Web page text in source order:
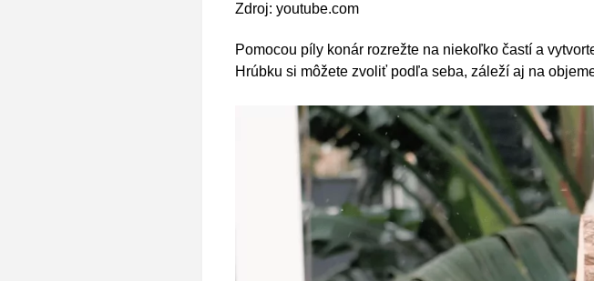
Zdroj: youtube.com
Pomocou píly konár rozrežte na niekoľko častí a
Hrúbku si môžete zvoliť podľa seba, záleží aj na